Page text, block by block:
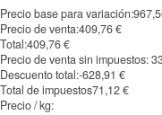
Precio base para variación:
Precio de venta:409,76 €
Total:409,76 €
Precio de venta sin impuestos:
Descuento total:-628,91 €
Total de impuestos71,12 €
Precio / kg: